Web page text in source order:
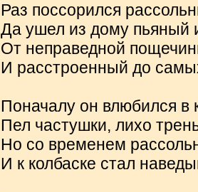
Раз поссорился
Да ушел из дому пьяный
От неправедной
И расстроенный до
Поначалу он влюбился в
Пел частушки, лихо
Но со временем
И к колбаске стал